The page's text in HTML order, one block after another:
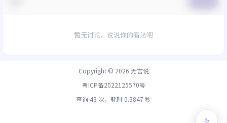
暂无讨论，说说你的看法吧
Copyright © 2026 无言说
粤ICP备2022125570号
查询 43 次，耗时 0.3847 秒